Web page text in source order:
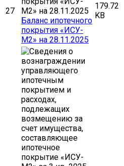
27
Баланс ипотечного
покрытия «ИСУ-
М2» на 28.11.2025
179.72
KB